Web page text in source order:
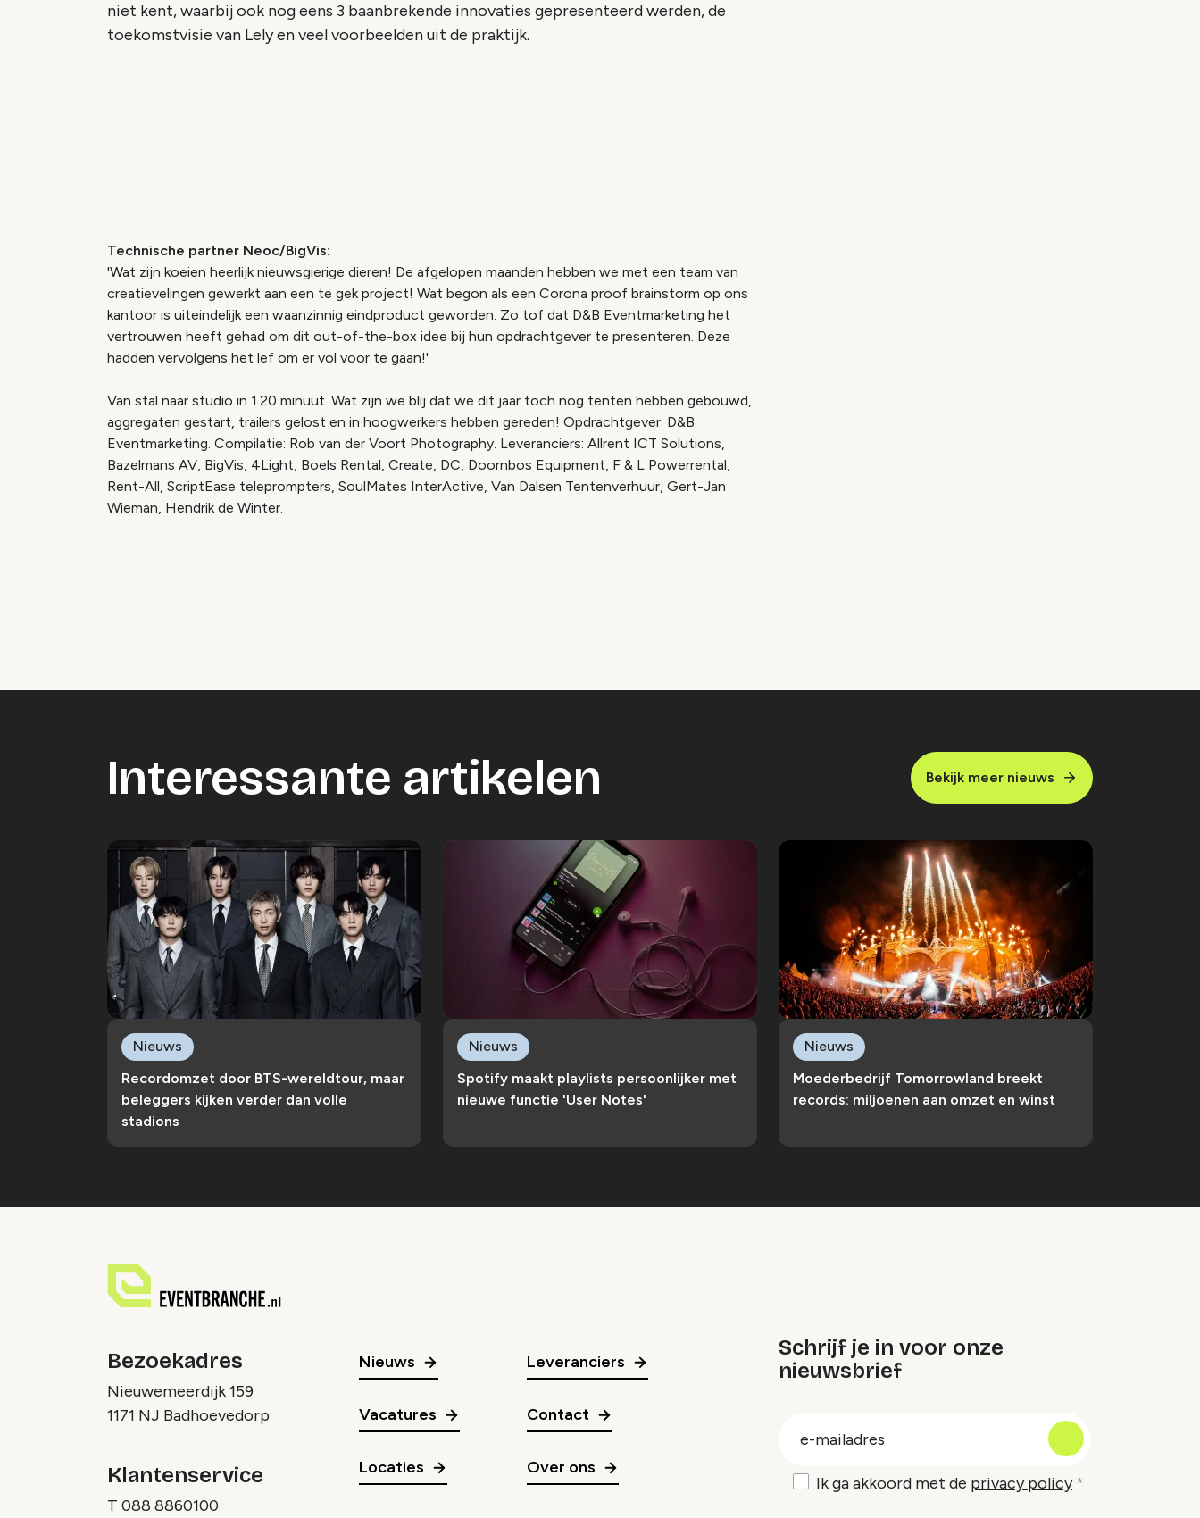
niet kent, waarbij ook nog eens 3 baanbrekende innovaties gepresenteerd werden, de
toekomstvisie van Lely en veel voorbeelden uit de praktijk.
Technische partner Neoc/BigVis:
'Wat zijn koeien heerlijk nieuwsgierige dieren! De afgelopen maanden hebben we met een team van
creatievelingen gewerkt aan een te gek project! Wat begon als een Corona proof brainstorm op ons
kantoor is uiteindelijk een waanzinnig eindproduct geworden. Zo tof dat D&B Eventmarketing het
vertrouwen heeft gehad om dit out-of-the-box idee bij hun opdrachtgever te presenteren. Deze
hadden vervolgens het lef om er vol voor te gaan!'
Van stal naar studio in 1.20 minuut. Wat zijn we blij dat we dit jaar toch nog tenten hebben gebouwd,
aggregaten gestart, trailers gelost en in hoogwerkers hebben gereden! Opdrachtgever: D&B
Eventmarketing. Compilatie: Rob van der Voort Photography. Leveranciers: Allrent ICT Solutions,
Bazelmans AV, BigVis, 4Light, Boels Rental, Create, DC, Doornbos Equipment, F & L Powerrental,
Rent-All, ScriptEase teleprompters, SoulMates InterActive, Van Dalsen Tentenverhuur, Gert-Jan
Wieman, Hendrik de Winter.
Wijzig cookie instellingen
Interessante artikelen Bekijk meer nieuws
Recordomzet door BTS-wereldtour, maar
beleggers kijken verder dan volle
stadions
Nieuws
Spotify maakt playlists persoonlijker met
nieuwe functie 'User Notes'
Nieuws
Moederbedrijf Tomorrowland breekt
records: miljoenen aan omzet en winst
Nieuws
Bezoekadres
Nieuwemeerdijk 159
1171 NJ Badhoevedorp
Klantenservice
T 088 8860100
Nieuws
Vacatures
Locaties
Leveranciers
Contact
Over ons
Schrijf je in voor onze
nieuwsbrief
Ik ga akkoord met de privacy policy